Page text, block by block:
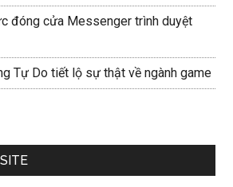
đóng cửa Messenger trình duyệt
Tự Do tiết lộ sự thật về ngành game